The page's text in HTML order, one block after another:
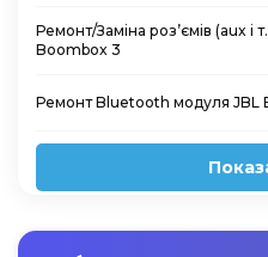
Ремонт/Заміна роз’ємів (aux і
Boombox 3
Ремонт Bluetooth модуля JBL